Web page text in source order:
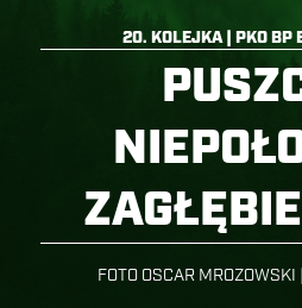
20. KOLEJKA | PKO BP
FOTO OSCAR MROZOWSKI |